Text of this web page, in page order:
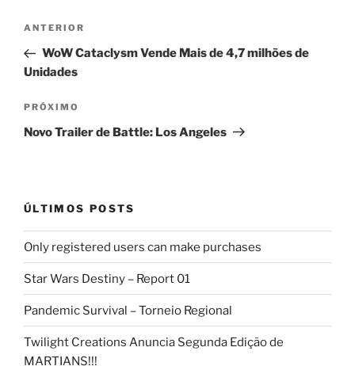
Navegação
Post
Post
anterior
ANTERIOR
WoW Cataclysm Vende Mais de 4,7 milhões de
Unidades
Próximo
post
PRÓXIMO
Novo Trailer de Battle: Los Angeles
ÚLTIMOS POSTS
Only registered users can make purchases
Star Wars Destiny – Report 01
Pandemic Survival – Torneio Regional
Twilight Creations Anuncia Segunda Edição de
MARTIANS!!!